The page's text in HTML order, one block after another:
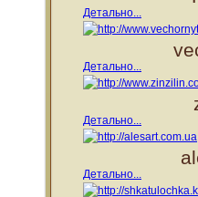
Детально...
Детально...
Детально...
Детально...